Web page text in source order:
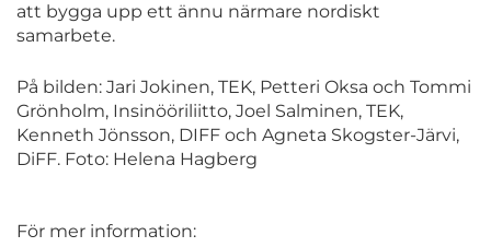
att bygga upp ett ännu närmare nordiskt
samarbete.
På bilden: Jari Jokinen, TEK, Petteri Oksa och Tommi
Grönholm, Insinööriliitto, Joel Salminen, TEK,
Kenneth Jönsson, DIFF och Agneta Skogster-Järvi,
DiFF. Foto: Helena Hagberg
För mer information: